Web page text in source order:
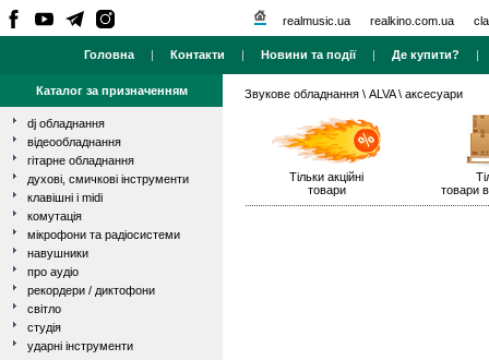
realmusic.ua realkino.com.ua
Головна | Контакти | Новини та події| Де купити?
Каталог за призначенням
dj обладнання
відеообладнання
гітарне обладнання
духові, смичкові інструменти
клавішні і midi
комутація
мікрофони та радіосистеми
навушники
про аудіо
рекордери / диктофони
світло
студія
ударні інструменти
Звукове обладнання \ ALVA\ аксесуари
Тільки акційні
товари
товари